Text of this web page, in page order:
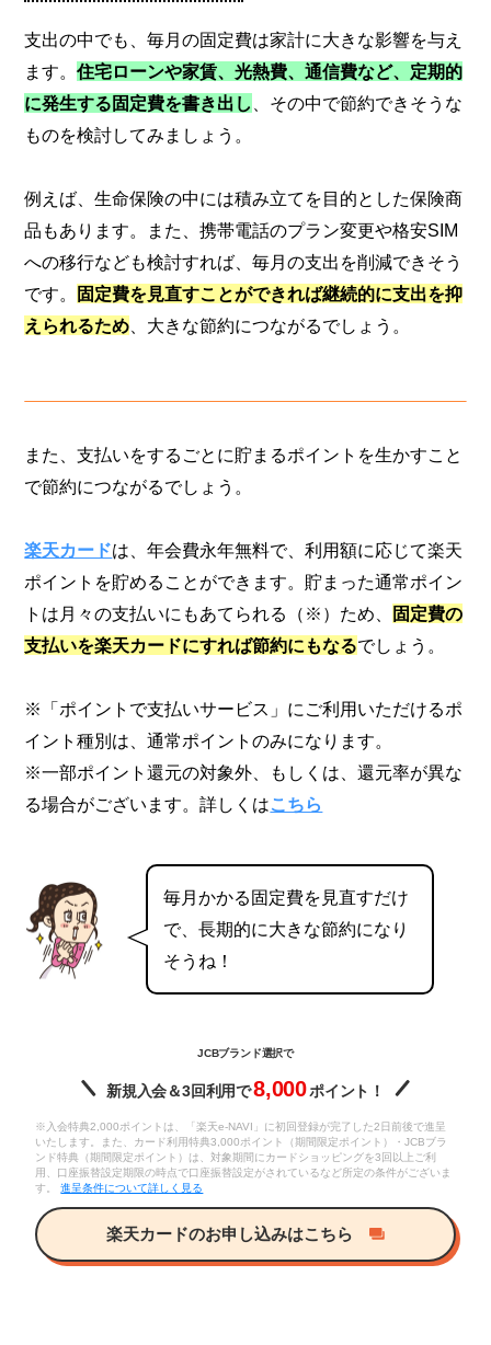
支出の中でも、毎月の固定費は家計に大きな影響を与え
ます。住宅ローンや家賃、光熱費、通信費など、定期的
に発生する固定費を書き出し
、その中で節約できそうな
ものを検討してみましょう。
例えば、生命保険の中には積み立てを目的とした保険商
品もあります。また、携帯電話のプラン変更や格安SIM
への移行なども検討すれば、毎月の支出を削減できそう
です。
固定費を見直すことができれば継続的に支出を抑
えられるため 、大きな節約につながるでしょう。
また、支払いをするごとに貯まるポイントを生かすこと
で節約につながるでしょう。
楽天カードは、年会費永年無料で、利用額に応じて楽天
ポイントを貯めることができます。貯まった通常ポイン
トは月々の支払いにもあてられる（※）ため、
固定費の
支払いを楽天カードにすれば節約にもなるでしょう。
※「ポイントで支払いサービス」にご利用いただけるポ
イント種別は、通常ポイントのみになります。
※一部ポイント還元の対象外、もしくは、還元率が異な
る場合がございます。詳しくはこちら
毎月かかる固定費を見直すだけ
で、長期的に大きな節約になり
そうね！
JCBブランド選択で
新規入会＆3回利用で8,000ポイント！
※入会特典2,000ポイントは、「楽天e-NAVI」に初回登録が完了した2日前後で進呈
いたします。また、カード利用特典3,000ポイント（期間限定ポイント）・JCBブラ
ンド特典（期間限定ポイント）は、対象期間にカードショッピングを3回以上ご利
用、口座振替設定期限の時点で口座振替設定がされているなど所定の条件がございま
す。進呈条件について詳しく見る
楽天カードのお申し込みはこちら